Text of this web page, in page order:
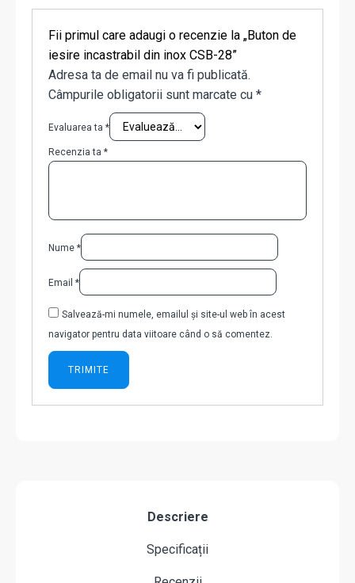
Fii primul care adaugi o recenzie la „Buton de
iesire incastrabil din inox CSB-28”
Adresa ta de email nu va fi publicată.
Câmpurile obligatorii sunt marcate cu *
Evaluarea ta *
Recenzia ta *
Nume *
Email *
Salvează-mi numele, emailul și site-ul web în acest
navigator pentru data viitoare când o să comentez.
Descriere
Specificații